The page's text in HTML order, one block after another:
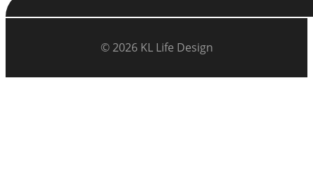
© 2026 KL Life Design